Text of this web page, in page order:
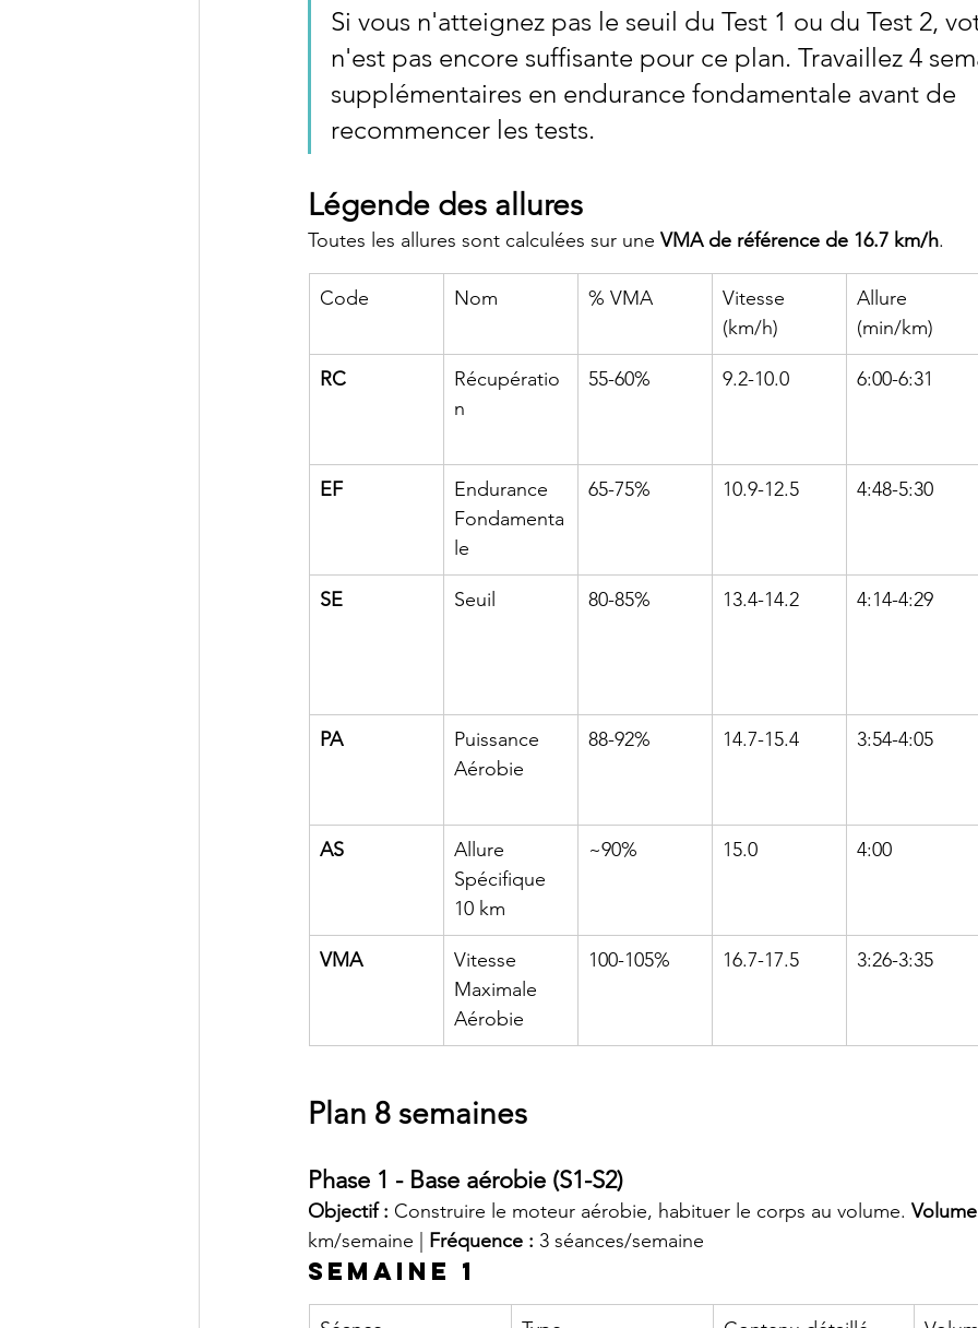
Si vous n'atteignez pas le seuil du Test 1 ou du Test 2,
n'est pas encore suffisante pour ce plan. Travaillez 4
supplémentaires en endurance fondamentale avant de
recommencer les tests.
Légende des allures
Toutes les allures sont calculées sur une VMA de référence de 16.7 km/h.
Code Nom % VMA
Vitesse
(km/h)
Allure
(min/km)
RC
Récupératio
n
55-60% 9.2-10.0 6:00-6:31
EF
Endurance
Fondamenta
le
65-75% 10.9-12.5 4:48-5:30
SE Seuil 80-85% 13.4-14.2 4:14-4:29
PA
Puissance
Aérobie
88-92% 14.7-15.4 3:54-4:05
AS
Allure
Spécifique
10 km
~90% 15.0 4:00
VMA
Vitesse
Maximale
Aérobie
100-105% 16.7-17.5 3:26-3:35
Plan 8 semaines
Phase 1 - Base aérobie (S1-S2)
Objectif : Construire le moteur aérobie, habituer le corps au volume.
km/semaine | Fréquence : 3 séances/semaine
Semaine 1